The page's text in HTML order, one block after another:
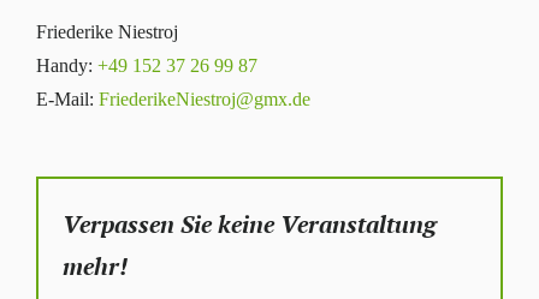
Friederike Niestroj
Handy: +49 152 37 26 99 87
E-Mail: FriederikeNiestroj@gmx.de
Verpassen Sie keine Veranstaltung
mehr!